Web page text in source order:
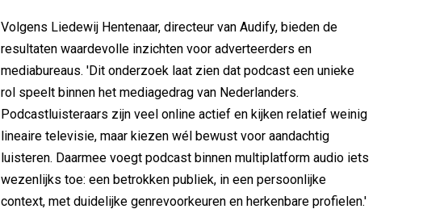
Volgens Liedewij Hentenaar, directeur van Audify, bieden de
resultaten waardevolle inzichten voor adverteerders en
mediabureaus. 'Dit onderzoek laat zien dat podcast een unieke
rol speelt binnen het mediagedrag van Nederlanders.
Podcastluisteraars zijn veel online actief en kijken relatief weinig
lineaire televisie, maar kiezen wél bewust voor aandachtig
luisteren. Daarmee voegt podcast binnen multiplatform audio iets
wezenlijks toe: een betrokken publiek, in een persoonlijke
context, met duidelijke genrevoorkeuren en herkenbare profielen.'